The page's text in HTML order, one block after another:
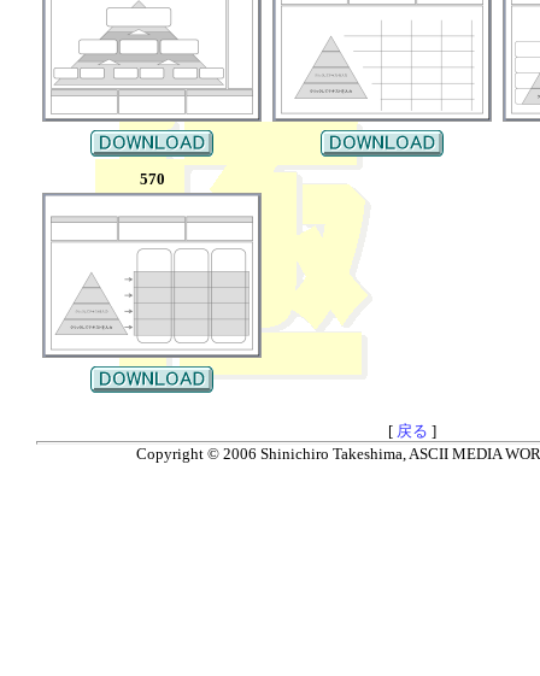
570
[ 戻る ]
Copyright © 2006 Shinichiro Takeshima, ASCII MEDIA